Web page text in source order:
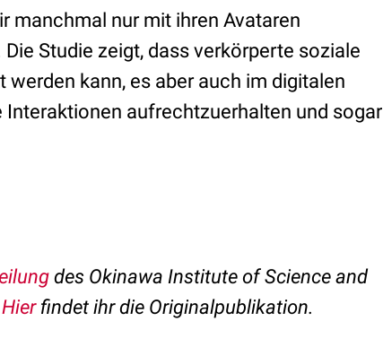
manchmal nur mit ihren Avataren
Studie zeigt, dass verkörperte soziale
kann, es aber auch im digitalen
aufrechtzuerhalten und sogar
des Okinawa Institute of Science and
Hierfindet ihr die Originalpublikation.